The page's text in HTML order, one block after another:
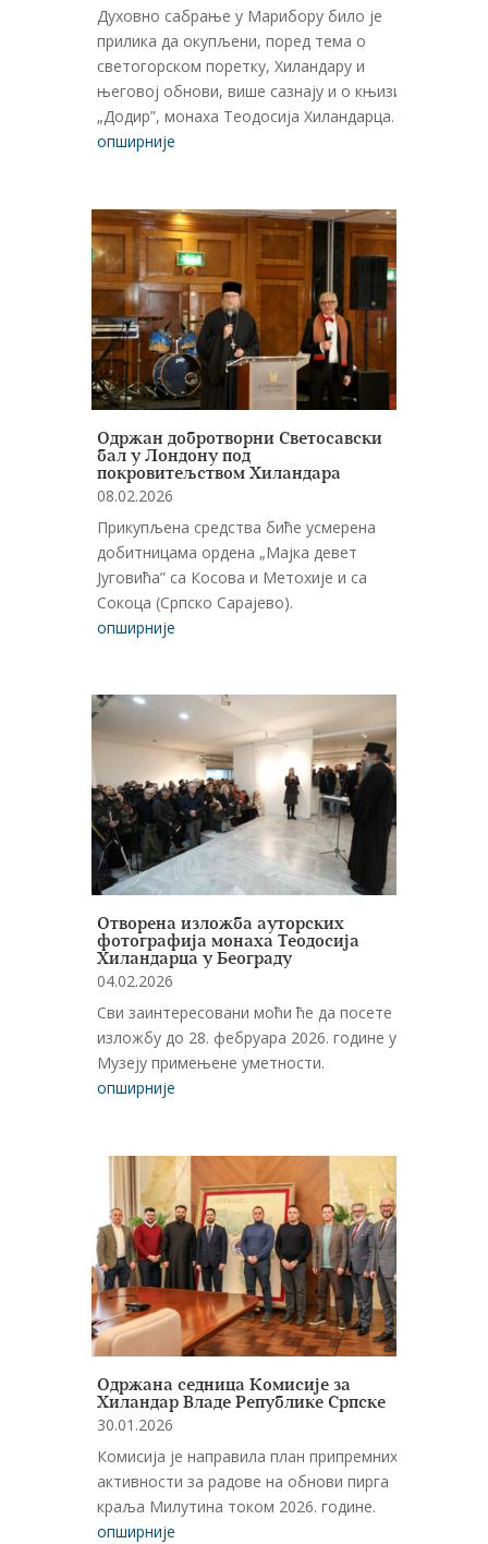
Духовно сабрање у Марибору билo је
прилика да окупљени, поред тема о
светогорском поретку, Хиландару и
његовој обнови, више сазнају и о књизи
„Додир”, монаха Теодосија Хиландарца.
опширније
Одржан добротворни Светосавски
бал у Лондону под
покровитељством Хиландара
08.02.2026
Прикупљена средства биће усмерена
добитницама ордена „Мајка девет
Југовића” са Косова и Метохије и са
Сокоца (Српско Сарајево).
опширније
Отворена изложба ауторских
фотографија монаха Теодосија
Хиландарца у Београду
04.02.2026
Сви заинтересовани моћи ће да посете
изложбу до 28. фебруара 2026. године у
Музеју примењене уметности.
опширније
Oдржана седница Комисије за
Хиландар Владе Републике Српске
30.01.2026
Комисија је направила план припремних
активности за радове на обнови пирга
краља Милутина током 2026. године.
опширније